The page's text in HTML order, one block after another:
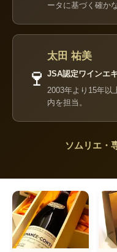
ータに基づく確か
🍷
太田 祐美
JSA認定ワインエ
2003年より15年以
内を担当。
ソムリエ・